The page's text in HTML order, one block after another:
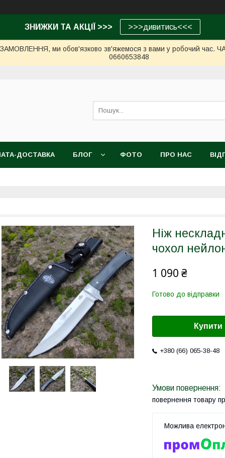
ЗНИЖКИ ТА АКЦІЇ >>> >>>дивитись<<<
ми обов'язково зв'яжемося з вами у робочий час.
0660653848
ДОСТАВКА БЛОГ ФОТО ПРО НАС
Ніж
чохол
1 090 ₴
Готово до відправки
Купити
+380 (66) 065-38-48
повернення товару